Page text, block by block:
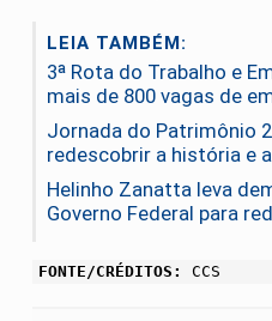
LEIA TAMBÉM:
3ª Rota do Trabalho e
mais de 800 vagas de
Jornada do Patrimônio
redescobrir a história e
Helinho Zanatta leva
Governo Federal para
FONTE/CRÉDITOS: CCS